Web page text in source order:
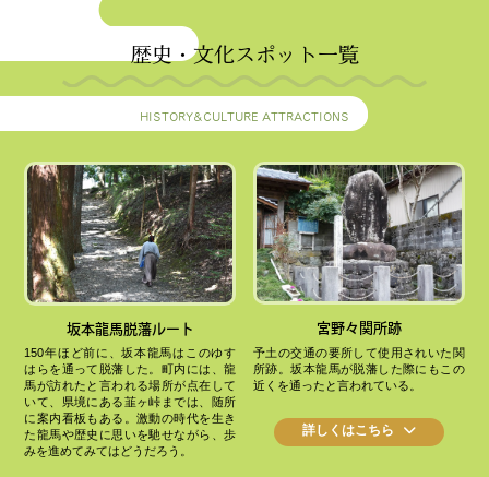
歴史・文化スポット一覧
HISTORY&CULTURE ATTRACTIONS
坂本龍馬脱藩ルート
150年ほど前に、坂本龍馬はこのゆす
はらを通って脱藩した。町内には、龍
馬が訪れたと言われる場所が点在して
いて、県境にある韮ヶ峠までは、随所
に案内看板もある。激動の時代を生き
た龍馬や歴史に思いを馳せながら、歩
みを進めてみてはどうだろう。
宮野々関所跡
予土の交通の要所して使用されいた関
所跡。坂本龍馬が脱藩した際にもこの
近くを通ったと言われている。
詳しくはこちら